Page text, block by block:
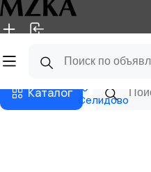
Главная Магазины
Каталог Селидово